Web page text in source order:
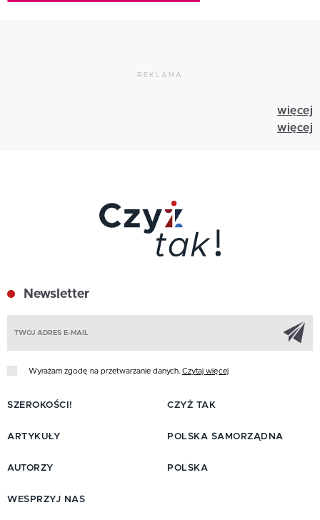
REKLAMA
więcej
więcej
Newsletter
Wyrażam zgodę na przetwarzanie danych. Czytaj więcej
SZEROKOŚCI!
ARTYKUŁY
AUTORZY
CZYŻ TAK
POLSKA SAMORZĄDNA
POLSKA
WESPRZYJ NAS